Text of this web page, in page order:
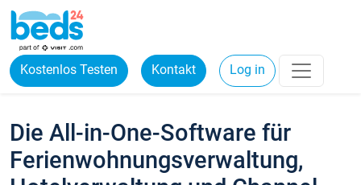
Kostenlos Testen Kontakt Log in
Die All-in-One-Software für
Ferienwohnungsverwaltung,